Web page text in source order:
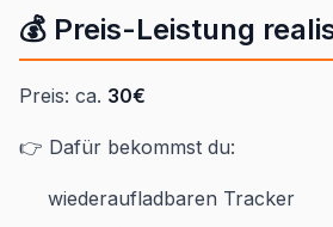
💰 Preis-Leistung
Preis: ca. 30€
👉 Dafür bekommst du:
wiederaufladbaren Tracker